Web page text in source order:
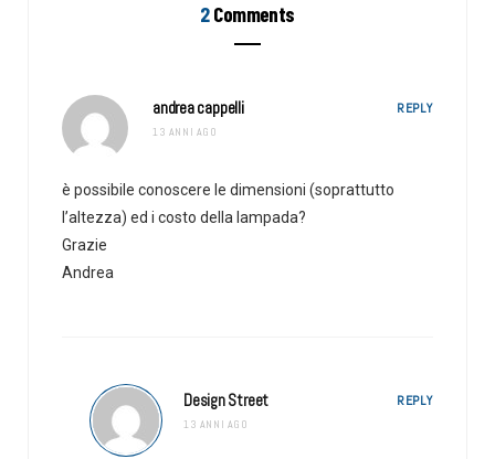
2Comments
andrea cappelli
13 ANNI AGO
REPLY
è possibile conoscere le dimensioni (soprattutto
l’altezza) ed i costo della lampada?
Grazie
Andrea
Design Street
13 ANNI AGO
REPLY